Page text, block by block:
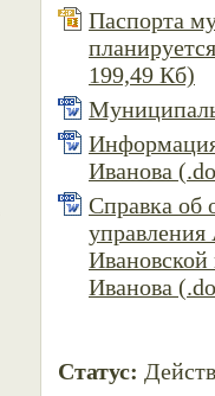
Паспорта
199,49 Кб)
Иванова
Справка об
Ивановской
Иванова
Статус: